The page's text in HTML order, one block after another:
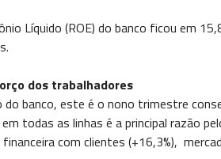
Líquido (ROE) do banco ficou em
dos trabalhadores
banco, este é o nono trimestre
todas as linhas é a principal razão
com clientes (+16,3%),